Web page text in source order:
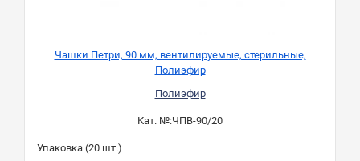
Чашки Петри, 90 мм, вентилируемые, стерильные,
Полиэфир
Полиэфир
Кат. №:ЧПВ-90/20
Упаковка (20 шт.)